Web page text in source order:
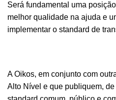
Será fundamental uma
melhor qualidade na ajuda e
implementar o standard de
A Oikos, em conjunto com
Alto Nível e que publiquem,